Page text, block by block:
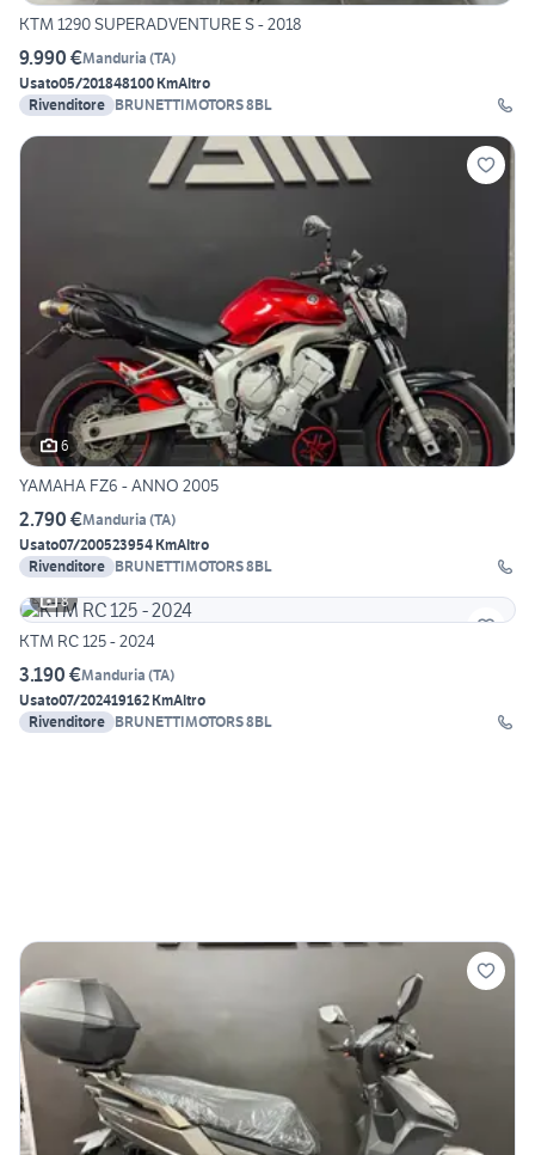
KTM 1290 SUPERADVENTURE S - 2018
9.990 €Manduria (TA)
Usato05/201848100 KmAltro
Rivenditore BRUNETTIMOTORS 8BL
6
YAMAHA FZ6 - ANNO 2005
2.790 €Manduria (TA)
Usato07/200523954 KmAltro
Rivenditore BRUNETTIMOTORS 8BL
8
KTM RC 125 - 2024
3.190 €Manduria (TA)
Usato07/202419162 KmAltro
Rivenditore BRUNETTIMOTORS 8BL